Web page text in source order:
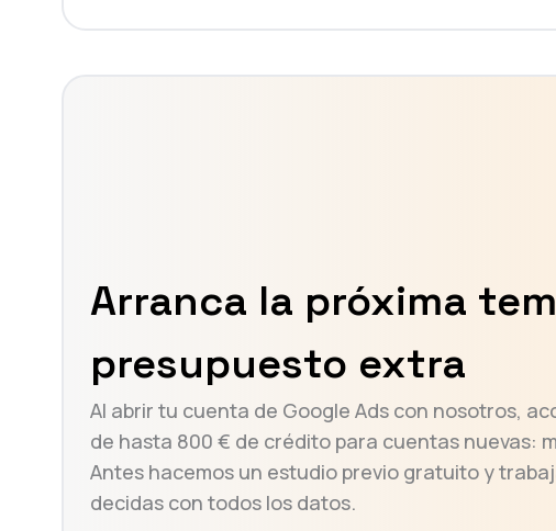
Arranca la próxima
presupuesto extra
Al abrir tu cuenta de Google Ads con nosotros,
de hasta 800 € de crédito para cuentas nuevas:
Antes hacemos un estudio previo gratuito y
decidas con todos los datos.